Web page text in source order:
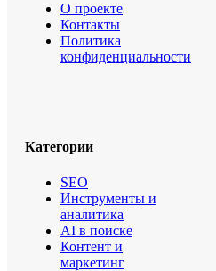
О проекте
Контакты
Политика
конфиденциальности
Категории
SEO
Инструменты и
аналитика
AI в поиске
Контент и
маркетинг